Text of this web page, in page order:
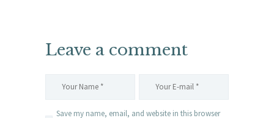
Leave a comment
Save my name, email, and website in this browser